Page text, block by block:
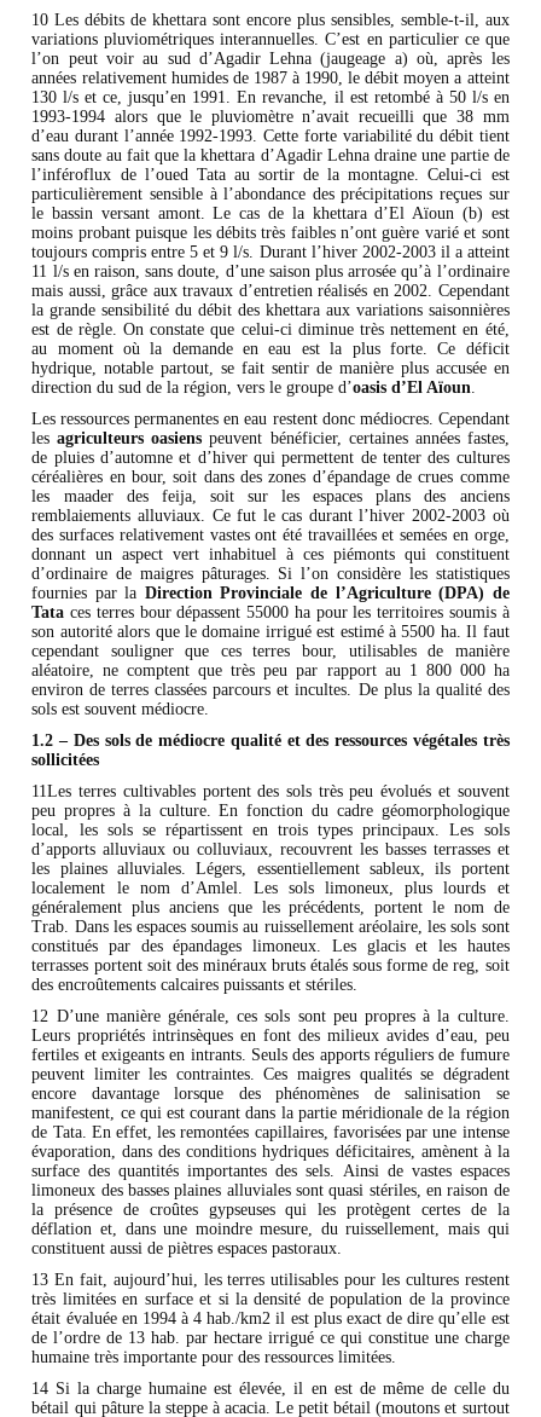
10 Les débits de khettara sont encore plus sensibles, semble-t-il, aux
variations pluviométriques interannuelles. C’est en particulier ce que
l’on peut voir au sud d’Agadir Lehna (jaugeage a) où, après les
années relativement humides de 1987 à 1990, le débit moyen a atteint
130 l/s et ce, jusqu’en 1991. En revanche, il est retombé à 50 l/s en
1993-1994 alors que le pluviomètre n’avait recueilli que 38 mm
d’eau durant l’année 1992-1993. Cette forte variabilité du débit tient
sans doute au fait que la khettara d’Agadir Lehna draine une partie de
l’inféroflux de l’oued Tata au sortir de la montagne. Celui-ci est
particulièrement sensible à l’abondance des précipitations reçues sur
le bassin versant amont. Le cas de la khettara d’El Aïoun (b) est
moins probant puisque les débits très faibles n’ont guère varié et sont
toujours compris entre 5 et 9 l/s. Durant l’hiver 2002-2003 il a atteint
11 l/s en raison, sans doute, d’une saison plus arrosée qu’à l’ordinaire
mais aussi, grâce aux travaux d’entretien réalisés en 2002. Cependant
la grande sensibilité du débit des khettara aux variations saisonnières
est de règle. On constate que celui-ci diminue très nettement en été,
au moment où la demande en eau est la plus forte. Ce déficit
hydrique, notable partout, se fait sentir de manière plus accusée en
direction du sud de la région, vers le groupe d’oasis d’El Aïoun.
Les ressources permanentes en eau restent donc médiocres. Cependant
lesagriculteurs oasiens peuvent bénéficier, certaines années fastes,
de pluies d’automne et d’hiver qui permettent de tenter des cultures
céréalières en bour, soit dans des zones d’épandage de crues comme
les maader des feija, soit sur les espaces plans des anciens
remblaiements alluviaux. Ce fut le cas durant l’hiver 2002-2003 où
des surfaces relativement vastes ont été travaillées et semées en orge,
donnant un aspect vert inhabituel à ces piémonts qui constituent
d’ordinaire de maigres pâturages. Si l’on considère les statistiques
fournies par la Direction Provinciale de l’Agriculture (DPA) de
Tata ces terres bour dépassent 55000 ha pour les territoires soumis à
son autorité alors que le domaine irrigué est estimé à 5500 ha. Il faut
cependant souligner que ces terres bour, utilisables de manière
aléatoire, ne comptent que très peu par rapport au 1 800 000 ha
environ de terres classées parcours et incultes. De plus la qualité des
sols est souvent médiocre.
1.2 – Des sols de médiocre qualité et des ressources végétales très
sollicitées
11Les terres cultivables portent des sols très peu évolués et souvent
peu propres à la culture. En fonction du cadre géomorphologique
local, les sols se répartissent en trois types principaux. Les sols
d’apports alluviaux ou colluviaux, recouvrent les basses terrasses et
les plaines alluviales. Légers, essentiellement sableux, ils portent
localement le nom d’Amlel. Les sols limoneux, plus lourds et
généralement plus anciens que les précédents, portent le nom de
Trab. Dans les espaces soumis au ruissellement aréolaire, les sols sont
constitués par des épandages limoneux. Les glacis et les hautes
terrasses portent soit des minéraux bruts étalés sous forme de reg, soit
des encroûtements calcaires puissants et stériles.
12 D’une manière générale, ces sols sont peu propres à la culture.
Leurs propriétés intrinsèques en font des milieux avides d’eau, peu
fertiles et exigeants en intrants. Seuls des apports réguliers de fumure
peuvent limiter les contraintes. Ces maigres qualités se dégradent
encore davantage lorsque des phénomènes de salinisation se
manifestent, ce qui est courant dans la partie méridionale de la région
de Tata. En effet, les remontées capillaires, favorisées par une intense
évaporation, dans des conditions hydriques déficitaires, amènent à la
surface des quantités importantes des sels. Ainsi de vastes espaces
limoneux des basses plaines alluviales sont quasi stériles, en raison de
la présence de croûtes gypseuses qui les protègent certes de la
déflation et, dans une moindre mesure, du ruissellement, mais qui
constituent aussi de piètres espaces pastoraux.
13 En fait, aujourd’hui, les terres utilisables pour les cultures restent
très limitées en surface et si la densité de population de la province
était évaluée en 1994 à 4 hab./km2 il est plus exact de dire qu’elle est
de l’ordre de 13 hab. par hectare irrigué ce qui constitue une charge
humaine très importante pour des ressources limitées.
14 Si la charge humaine est élevée, il en est de même de celle du
bétail qui pâture la steppe à acacia. Le petit bétail (moutons et surtout